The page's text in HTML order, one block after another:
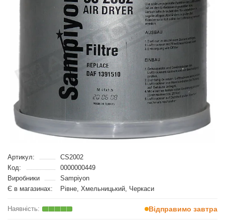
Артикул:
CS2002
Код:
0000000449
Виробники
Sampiyon
Є в магазинах:
Рівне, Хмельницький, Черкаси
Відправимо завтра